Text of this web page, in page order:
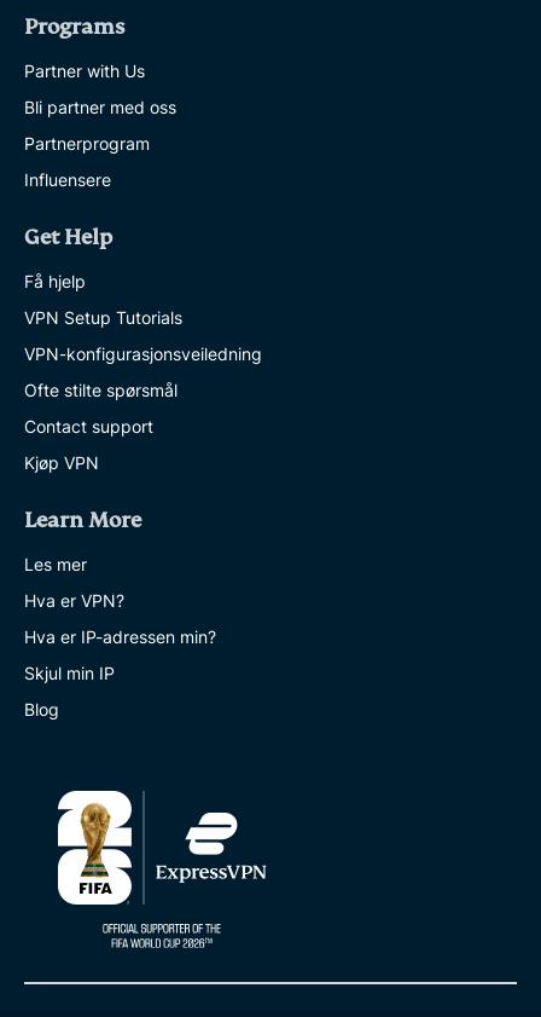
Programs
Partner with Us
Bli partner med oss
Partnerprogram
Influensere
Get Help
Få hjelp
VPN Setup Tutorials
VPN-konfigurasjonsveiledning
Ofte stilte spørsmål
Contact support
Kjøp VPN
Learn More
Les mer
Hva er VPN?
Hva er IP-adressen min?
Skjul min IP
Blog